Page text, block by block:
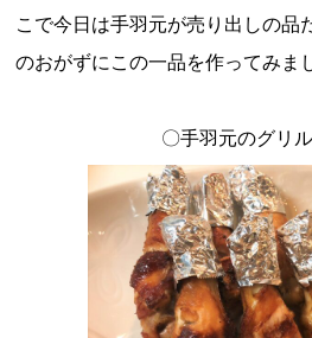
こで今日は手羽元が売り出しの品
のおがずにこの一品を作ってみ
〇手羽元のグリ